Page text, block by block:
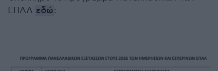
ΕΠΑΛ εδώ: